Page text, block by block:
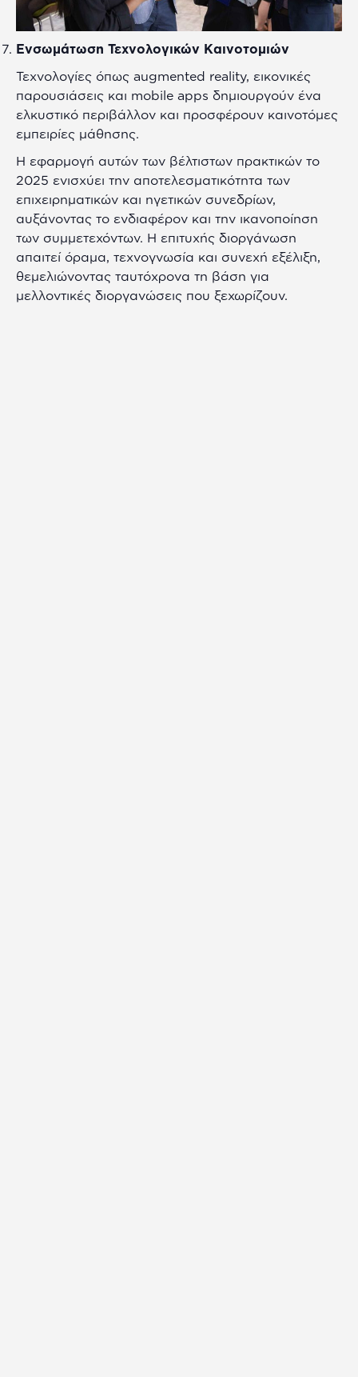
Ενσωμάτωση Τεχνολογικών Καινοτομιών
Τεχνολογίες όπως augmented reality, εικονικές
παρουσιάσεις και mobile apps δημιουργούν ένα
ελκυστικό περιβάλλον και προσφέρουν καινοτόμες
εμπειρίες μάθησης.
Η εφαρμογή αυτών των βέλτιστων πρακτικών το
2025 ενισχύει την αποτελεσματικότητα των
επιχειρηματικών και ηγετικών συνεδρίων,
αυξάνοντας το ενδιαφέρον και την ικανοποίηση
των συμμετεχόντων. Η επιτυχής διοργάνωση
απαιτεί όραμα, τεχνογνωσία και συνεχή εξέλιξη,
θεμελιώνοντας ταυτόχρονα τη βάση για
μελλοντικές διοργανώσεις που ξεχωρίζουν.